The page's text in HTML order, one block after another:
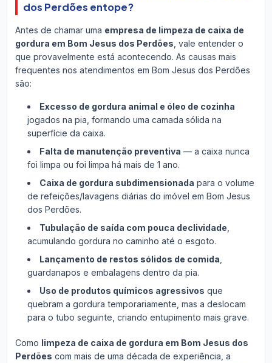
dos Perdões entope?
Antes de chamar uma empresa de limpeza de caixa de
gordura em Bom Jesus dos Perdões , vale entender o
que provavelmente está acontecendo. As causas mais
frequentes nos atendimentos em Bom Jesus dos Perdões
são:
Excesso de gordura animal e óleo de cozinha
jogados na pia, formando uma camada sólida na
superfície da caixa.
Falta de manutenção preventiva — a caixa nunca
foi limpa ou foi limpa há mais de 1 ano.
Caixa de gordura subdimensionada para o volume
de refeições/lavagens diárias do imóvel em Bom Jesus
dos Perdões.
Tubulação de saída com pouca declividade
acumulando gordura no caminho até o esgoto.
Lançamento de restos sólidos de comida
guardanapos e embalagens dentro da pia.
Uso de produtos químicos agressivos que
quebram a gordura temporariamente, mas a deslocam
para o tubo seguinte, criando entupimento mais grave.
Como limpeza de caixa de gordura em Bom Jesus dos
Perdões com mais de uma década de experiência, a